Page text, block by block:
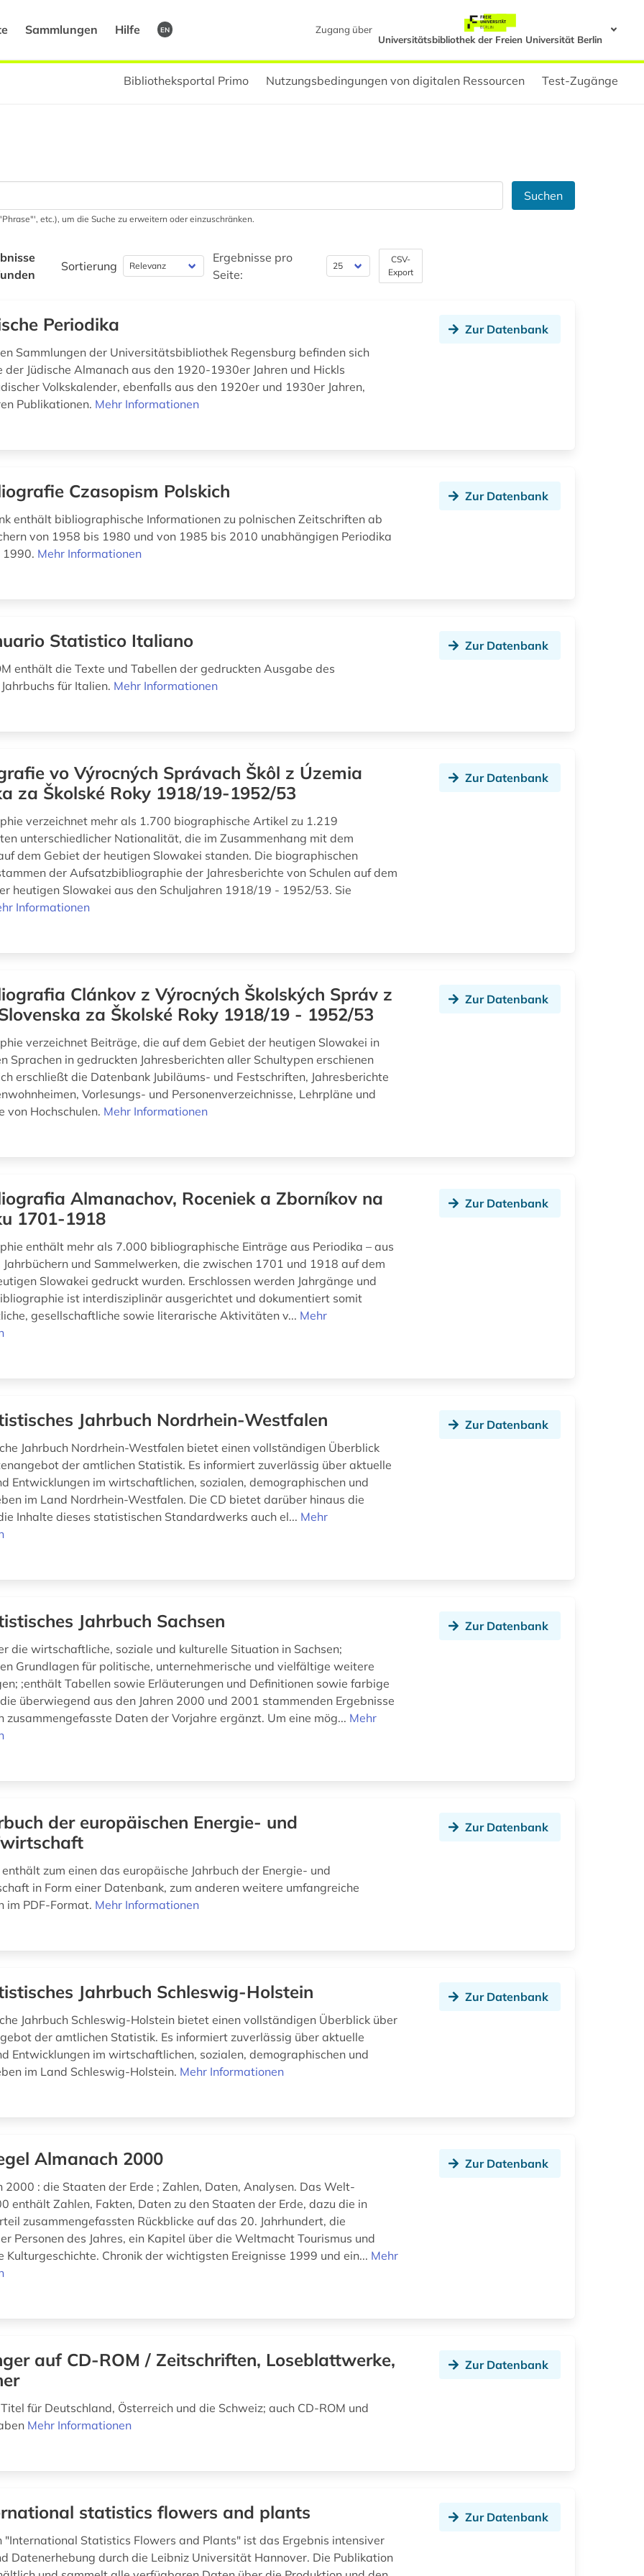
Sammlungen Hilfe EN
Zugang über
Universitätsbibliothek der Freien Universität Berlin
Bibliotheksportal Primo Nutzungsbedingungen von digitalen Ressourcen Test-Zugänge
Suchen
etc.), um die Suche zu erweitern oder einzuschränken.
Sortierung
Ergebnisse pro
Seite:
CSV-
Export
Periodika
Sammlungen der Universitätsbibliothek Regensburg befinden sich
der Jüdische Almanach aus den 1920-1930er Jahren und Hickls
Volkskalender, ebenfalls aus den 1920er und 1930er Jahren,
Publikationen. Mehr Informationen
Zur Datenbank
Czasopism Polskich
enthält bibliographische Informationen zu polnischen Zeitschriften ab
von 1958 bis 1980 und von 1985 bis 2010 unabhängigen Periodika
1990. Mehr Informationen
Zur Datenbank
Statistico Italiano
enthält die Texte und Tabellen der gedruckten Ausgabe des
für Italien. Mehr Informationen
Zur Datenbank
vo Výrocných Správach Škôl z Územia
za Školské Roky 1918/19-1952/53
verzeichnet mehr als 1.700 biographische Artikel zu 1.219
unterschiedlicher Nationalität, die im Zusammenhang mit dem
dem Gebiet der heutigen Slowakei standen. Die biographischen
der Aufsatzbibliographie der Jahresberichte von Schulen auf dem
heutigen Slowakei aus den Schuljahren 1918/19 - 1952/53. Sie
Informationen
Zur Datenbank
Clánkov z Výrocných Školských Správ z
za Školské Roky 1918/19 - 1952/53
verzeichnet Beiträge, die auf dem Gebiet der heutigen Slowakei in
Sprachen in gedruckten Jahresberichten aller Schultypen erschienen
erschließt die Datenbank Jubiläums- und Festschriften, Jahresberichte
Vorlesungs- und Personenverzeichnisse, Lehrpläne und
von Hochschulen. Mehr Informationen
Zur Datenbank
Almanachov, Roceniek a Zborníkov na
1701-1918
enthält mehr als 7.000 bibliographische Einträge aus Periodika – aus
und Sammelwerken, die zwischen 1701 und 1918 auf dem
Slowakei gedruckt wurden. Erschlossen werden Jahrgänge und
ist interdisziplinär ausgerichtet und dokumentiert somit
gesellschaftliche sowie literarische Aktivitäten v... Mehr
Zur Datenbank
Jahrbuch Nordrhein-Westfalen
Jahrbuch Nordrhein-Westfalen bietet einen vollständigen Überblick
der amtlichen Statistik. Es informiert zuverlässig über aktuelle
Entwicklungen im wirtschaftlichen, sozialen, demographischen und
im Land Nordrhein-Westfalen. Die CD bietet darüber hinaus die
Inhalte dieses statistischen Standardwerks auch el... Mehr
Zur Datenbank
Jahrbuch Sachsen
die wirtschaftliche, soziale und kulturelle Situation in Sachsen;
Grundlagen für politische, unternehmerische und vielfältige weitere
;enthält Tabellen sowie Erläuterungen und Definitionen sowie farbige
überwiegend aus den Jahren 2000 und 2001 stammenden Ergebnisse
zusammengefasste Daten der Vorjahre ergänzt. Um eine mög... Mehr
Zur Datenbank
der europäischen Energie- und
zum einen das europäische Jahrbuch der Energie- und
in Form einer Datenbank, zum anderen weitere umfangreiche
im PDF-Format. Mehr Informationen
Zur Datenbank
Jahrbuch Schleswig-Holstein
Jahrbuch Schleswig-Holstein bietet einen vollständigen Überblick über
der amtlichen Statistik. Es informiert zuverlässig über aktuelle
Entwicklungen im wirtschaftlichen, sozialen, demographischen und
im Land Schleswig-Holstein. Mehr Informationen
Zur Datenbank
Almanach 2000
2000 : die Staaten der Erde ; Zahlen, Daten, Analysen. Das Welt-
enthält Zahlen, Fakten, Daten zu den Staaten der Erde, dazu die in
zusammengefassten Rückblicke auf das 20. Jahrhundert, die
Personen des Jahres, ein Kapitel über die Weltmacht Tourismus und
Kulturgeschichte. Chronik der wichtigsten Ereignisse 1999 und ein... Mehr
Zur Datenbank
auf CD-ROM / Zeitschriften, Loseblattwerke,
für Deutschland, Österreich und die Schweiz; auch CD-ROM und
Mehr Informationen
Zur Datenbank
statistics flowers and plants
"International Statistics Flowers and Plants" ist das Ergebnis intensiver
Datenerhebung durch die Leibniz Universität Hannover. Die Publikation
Zur Datenbank